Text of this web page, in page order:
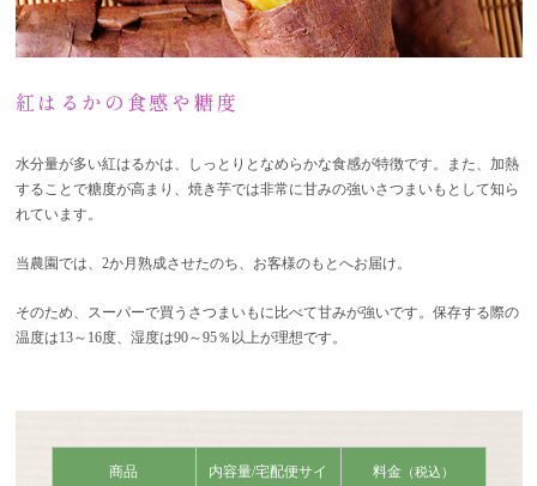
紅はるかの食感や糖度
水分量が多い紅はるかは、しっとりとなめらかな食感が特徴です。また、加熱
することで糖度が高まり、焼き芋では非常に甘みの強いさつまいもとして知ら
れています。
当農園では、2か月熟成させたのち、お客様のもとへお届け。
そのため、スーパーで買うさつまいもに比べて甘みが強いです。保存する際の
温度は13～16度、湿度は90～95％以上が理想です。
商品
内容量/宅配便サイ
料金 （税込）